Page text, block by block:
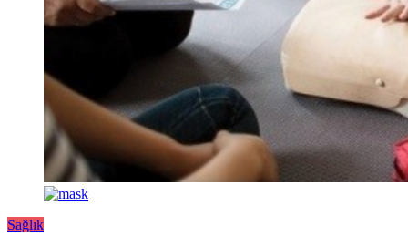
Sağlık